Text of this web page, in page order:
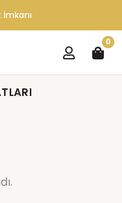
İmkanı
0